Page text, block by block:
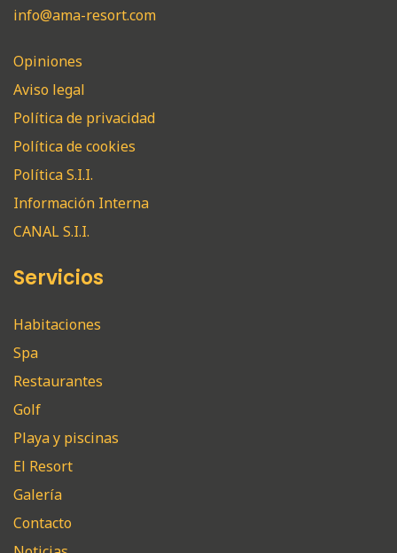
info@ama-resort.com
Opiniones
Aviso legal
Política de privacidad
Política de cookies
Política S.I.I.
Información Interna
CANAL S.I.I.
Servicios
Habitaciones
Spa
Restaurantes
Golf
Playa y piscinas
El Resort
Galería
Contacto